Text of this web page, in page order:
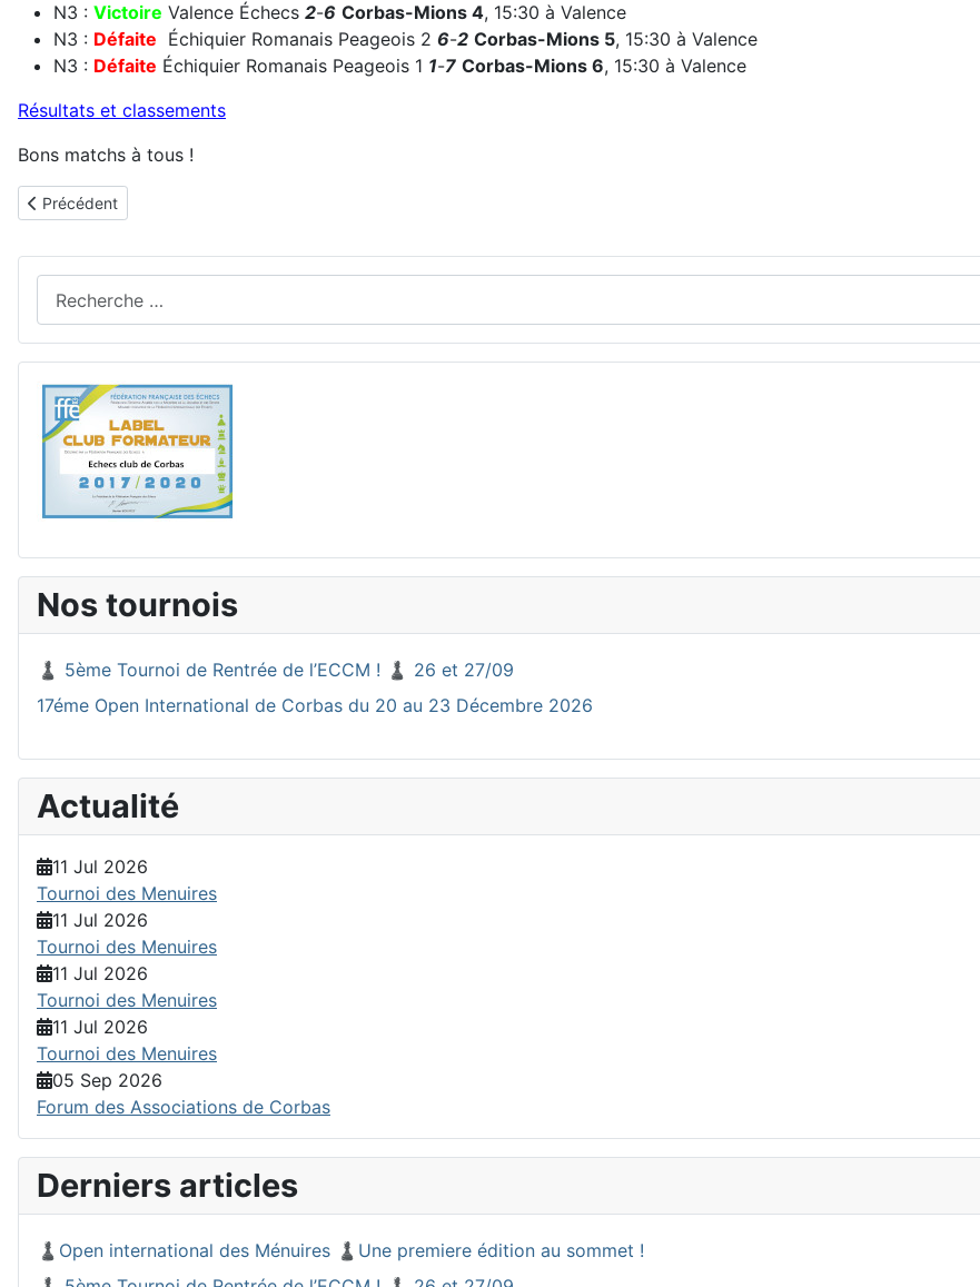
N3 : Victoire Valence Échecs 2-6 Corbas-Mions 4, 15:30 à Valence
N3 : Défaite Échiquier Romanais Peageois 2 6-2 Corbas-Mions 5, 15:30 à Valence
N3 : Défaite Échiquier Romanais Peageois 1 1-7 Corbas-Mions 6, 15:30 à Valence
Résultats et classements
Bons matchs à tous !
Article précédent : Top Jeunes 2025-2026 : un week-end décisif pour le maintien !
Précédent
Nos tournois
♟️ 5ème Tournoi de Rentrée de l’ECCM ! ♟️ 26 et 27/09
17éme Open International de Corbas du 20 au 23 Décembre 2026
Actualité
11 Jul 2026
Tournoi des Menuires
11 Jul 2026
Tournoi des Menuires
11 Jul 2026
Tournoi des Menuires
11 Jul 2026
Tournoi des Menuires
05 Sep 2026
Forum des Associations de Corbas
Derniers articles
♟️Open international des Ménuires ♟️Une premiere édition au sommet !